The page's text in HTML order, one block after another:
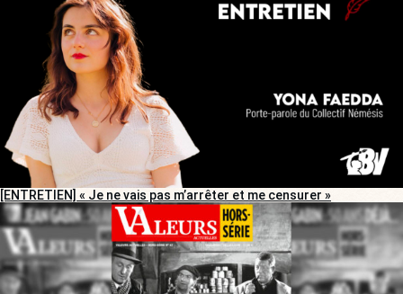
[ENTRETIEN] « Je ne vais pas m’arrêter et me censurer »